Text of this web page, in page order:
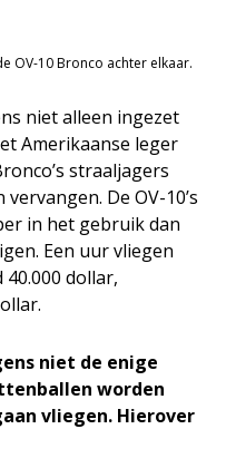
OV-10 Bronco achter elkaar.
niet alleen ingezet
Amerikaanse leger
straaljagers
De OV-10’s
in het gebruik dan
Een uur vliegen
dollar,
niet de enige
worden
vliegen. Hierover